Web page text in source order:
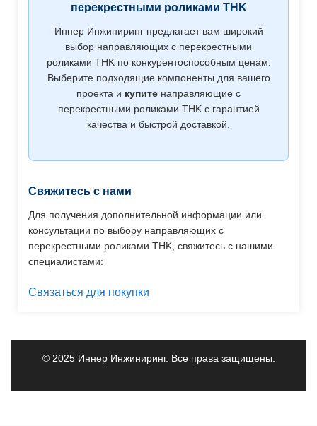
перекрестными роликами THK
Иннер Инжиниринг предлагает вам широкий
выбор направляющих с перекрестными
роликами THK по конкурентоспособным ценам.
Выберите подходящие компоненты для вашего
проекта и купите направляющие с
перекрестными роликами THK с гарантией
качества и быстрой доставкой.
Свяжитесь с нами
Для получения дополнительной информации или
консультации по выбору направляющих с
перекрестными роликами THK, свяжитесь с нашими
специалистами:
Связаться для покупки
© 2025 Иннер Инжиниринг. Все права защищены.